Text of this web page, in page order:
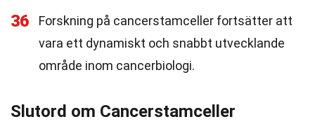
36
Forskning på cancerstamceller fortsätter att
vara ett dynamiskt och snabbt utvecklande
område inom cancerbiologi.
Slutord om Cancerstamceller